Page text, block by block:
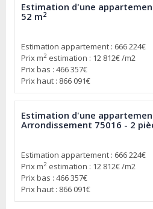
Estimation d'une
52 m2
Estimation appartement : 666 224€
Prix m2 estimation : 12 812€ /m2
Prix bas : 466 357€
Prix haut : 866 091€
Estimation d'une
Arrondissement 75016 - 2
Estimation appartement : 666 224€
Prix m2 estimation : 12 812€ /m2
Prix bas : 466 357€
Prix haut : 866 091€